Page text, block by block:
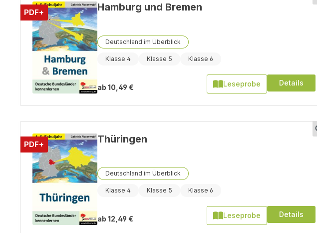
PDF+ Hamburg und Bremen
Deutschland im Überblick
Klasse 4 Klasse 5 Klasse 6
ab 10,49 € Leseprobe Details
PDF+ Thüringen
Deutschland im Überblick
Klasse 4 Klasse 5 Klasse 6
ab 12,49 € Leseprobe Details